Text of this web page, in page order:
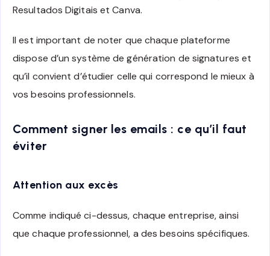
Resultados Digitais et Canva.
Il est important de noter que chaque plateforme
dispose d’un système de génération de signatures et
qu’il convient d’étudier celle qui correspond le mieux à
vos besoins professionnels.
Comment signer les emails : ce qu’il faut
éviter
Attention aux excès
Comme indiqué ci-dessus, chaque entreprise, ainsi
que chaque professionnel, a des besoins spécifiques.